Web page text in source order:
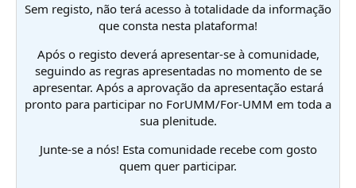
Sem registo, não terá acesso à totalidade da informação
que consta nesta plataforma!
Após o registo deverá apresentar-se à comunidade,
seguindo as regras apresentadas no momento de se
apresentar. Após a aprovação da apresentação estará
pronto para participar no ForUMM/For-UMM em toda a
sua plenitude.
Junte-se a nós! Esta comunidade recebe com gosto
quem quer participar.